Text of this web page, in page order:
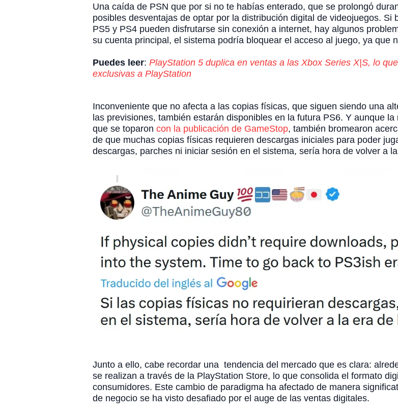
Una caída de PSN que por si no te habías enterado, que se prolongó
posibles desventajas de optar por la distribución digital de videojuegos. Si
PS5 y PS4 pueden disfrutarse sin conexión a internet, hay algunos
su cuenta principal, el sistema podría bloquear el acceso al juego, ya que
Puedes leer: PlayStation 5 duplica en ventas a las Xbox Series X|S, lo
exclusivas a PlayStation
Inconveniente que no afecta a las copias físicas, que siguen siendo una
las previsiones, también estarán disponibles en la futura PS6. Y aunque
que se toparon con la publicación de GameStop, también bromearon
de que muchas copias físicas requieren descargas iniciales para poder
descargas, parches ni iniciar sesión en el sistema, sería hora de volver a
Junto a ello, cabe recordar una tendencia del mercado que es clara:
se realizan a través de la PlayStation Store, lo que consolida el formato
consumidores. Este cambio de paradigma ha afectado de manera
de negocio se ha visto desafiado por el auge de las ventas digitales.